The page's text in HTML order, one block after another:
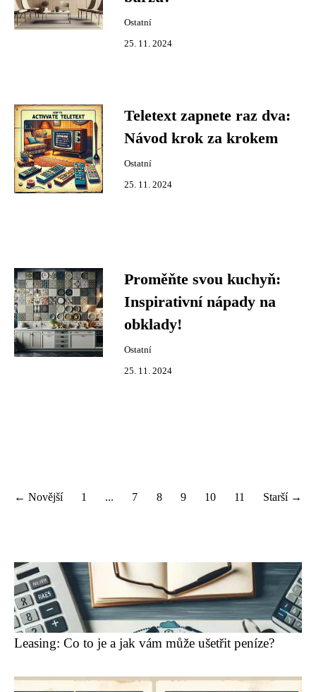
Ostatní
25. 11. 2024
Teletext zapnete raz dva:
Návod krok za krokem
Ostatní
25. 11. 2024
Proměňte svou kuchyň:
Inspirativní nápady na
obklady!
Ostatní
25. 11. 2024
← Novější 1 ... 7 8 9 10 11 Starší →
Leasing: Co to je a jak vám může ušetřit peníze?